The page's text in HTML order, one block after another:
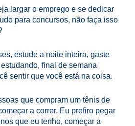
largar o emprego e se dedicar
para concursos, não faça isso
estude a noite inteira, gaste
final de semana
sentir que você está na coisa.
que compram um tênis de
a correr. Eu prefiro pegar
que eu tenho, começar a